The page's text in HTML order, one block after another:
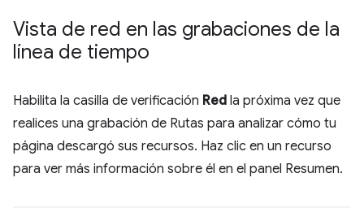
Vista de red en las grabaciones de la
línea de tiempo
Habilita la casilla de verificación Red la próxima vez que
realices una grabación de Rutas para analizar cómo tu
página descargó sus recursos. Haz clic en un recurso
para ver más información sobre él en el panel Resumen.